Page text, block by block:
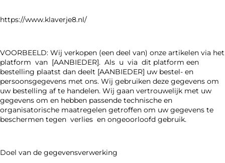
https://www.klaverje8.nl/
VOORBEELD: Wij verkopen (een deel van) onze artikelen via het
platform van [AANBIEDER]. Als u via dit platform een
bestelling plaatst dan deelt [AANBIEDER] uw bestel- en
persoonsgegevens met ons. Wij gebruiken deze gegevens om
uw bestelling af te handelen. Wij gaan vertrouwelijk met uw
gegevens om en hebben passende technische en
organisatorische maatregelen getroffen om uw gegevens te
beschermen tegen verlies en ongeoorloofd gebruik.
Doel van de gegevensverwerking